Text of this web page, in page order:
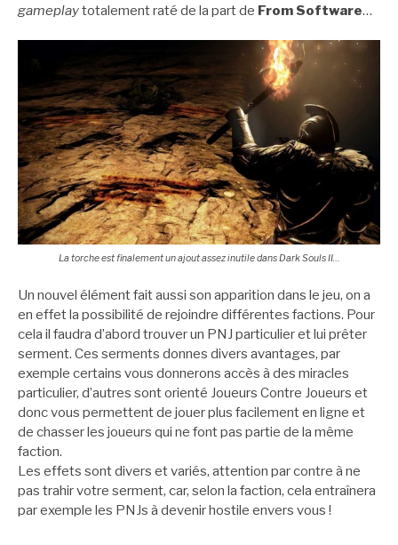
gameplaytotalement raté de la part de From Software…
La torche est finalement un ajout assez inutile dans Dark Souls II…
Un nouvel élément fait aussi son apparition dans le jeu, on a
en effet la possibilité de rejoindre différentes factions. Pour
cela il faudra d’abord trouver un PNJ particulier et lui prêter
serment. Ces serments donnes divers avantages, par
exemple certains vous donnerons accès à des miracles
particulier, d’autres sont orienté Joueurs Contre Joueurs et
donc vous permettent de jouer plus facilement en ligne et
de chasser les joueurs qui ne font pas partie de la même
faction.
Les effets sont divers et variés, attention par contre à ne
pas trahir votre serment, car, selon la faction, cela entraînera
par exemple les PNJs à devenir hostile envers vous !